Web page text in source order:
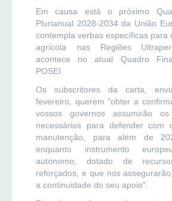
Em causa está o próximo
Plurianual 2028-2034 da União
contempla verbas específicas para
agrícola nas Regiões
acontece no atual Quadro
POSEI.
Os subscritores da carta,
fevereiro, querem "obter a
vossos governos assumirão os
necessários para defender com
manutenção, para além de
enquanto instrumento
autónomo, dotado de
reforçados, e que nos
a continuidade do seu apoio".